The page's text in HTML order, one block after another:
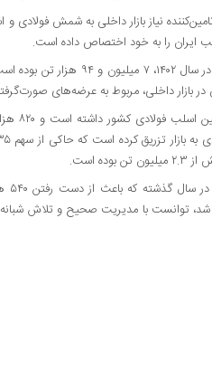
در سال ۱۴۰۲، بزرگ‌ترین تامین‌کننده نیاز بازار
است.
برق شد، توانست با مدیریت صحیح و تلاش